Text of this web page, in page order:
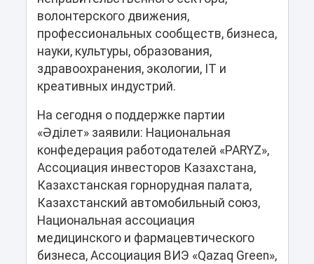
волонтерского движения,
профессиональных сообществ, бизнеса,
науки, культуры, образования,
здравоохранения, экологии, IT и
креативных индустрий.
На сегодня о поддержке партии
«Әділет» заявили: Национальная
конфедерация работодателей «PARYZ»,
Ассоциация инвесторов Казахстана,
Казахстанская горнорудная палата,
Казахстанский автомобильный союз,
Национальная ассоциация
медицинского и фармацевтического
бизнеса, Ассоциация ВИЭ «Qazaq Green»,